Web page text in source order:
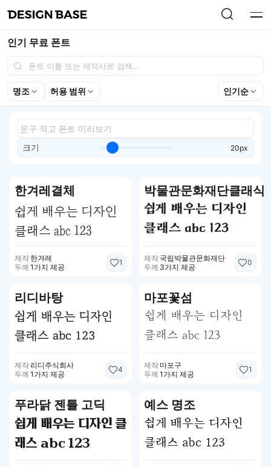
인기 무료 폰트
명조 허용 범위 인기순
크기 20px
한겨레결체
쉽게 배우는 디자인
클래스 abc 123
제작 한겨레
두께 1가지 제공
1
박물관문화재단클래식
쉽게 배우는 디자인
클래스 abc 123
제작 국립박물관문화재단
두께 3가지 제공
0
리디바탕
쉽게 배우는 디자인
클래스 abc 123
제작 리디주식회사
두께 1가지 제공
4
마포꽃섬
쉽게 배우는 디자인
클래스 abc 123
제작 마포구
두께 1가지 제공
1
푸라닭 젠틀 고딕
쉽게 배우는 디자인 클
래스 abc 123
예스 명조
쉽게 배우는 디자인
클래스 abc 123